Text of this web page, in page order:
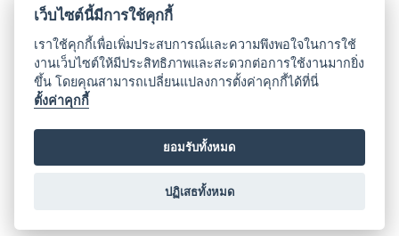
แจ้งอัปเดตแอปพลิเคชัน
เกี่ยวกับเรา
ติดต่อศูนย์ช่วยเหลือ
ประวัติบริษัท
เว็บไซต์นี้มีการใช้คุกกี้
เราใช้คุกกี้เพื่อเพิ่มประสบการณ์และความพึงพอใจในการใช้
งานเว็บไซต์ให้มีประสิทธิภาพและสะดวกต่อการใช้งานมากยิ่ง
ขึ้น โดยคุณสามารถเปลี่ยนแปลงการตั้งค่าคุกกี้ได้ที่นี่
ตั้งค่าคุกกี้
ยอมรับทั้งหมด
ปฏิเสธทั้งหมด